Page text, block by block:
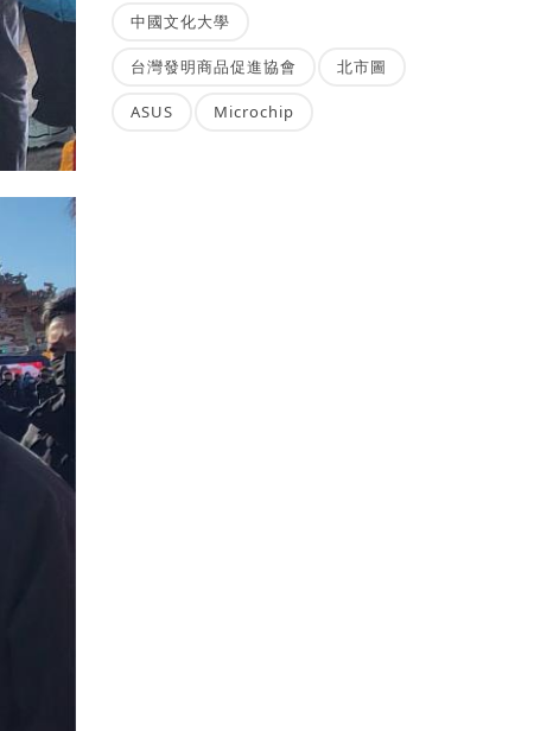
中國文化大學
台灣發明商品促進協會 北市圖
ASUS Microchip